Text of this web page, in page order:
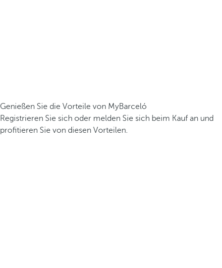
Genießen Sie die Vorteile von MyBarceló
Registrieren Sie sich oder melden Sie sich beim Kauf an und
profitieren Sie von diesen Vorteilen.